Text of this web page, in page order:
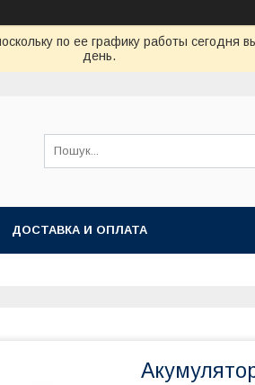
по ее графику работы
день.
ДОСТАВКА И ОПЛАТА